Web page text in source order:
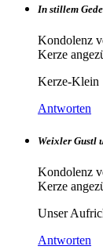
In stillem
Kondolenz
Kerze
Kerze-Klein
Antworten
Weixler Gustl
Kondolenz
Kerze
Unser
Antworten